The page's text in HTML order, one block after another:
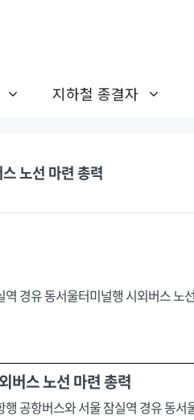
지하철 종결자
노선 마련 총력
경유 동서울터미널행 시외버스 노
버스 노선 마련 총력
공항버스와 서울 잠실역 경유 동